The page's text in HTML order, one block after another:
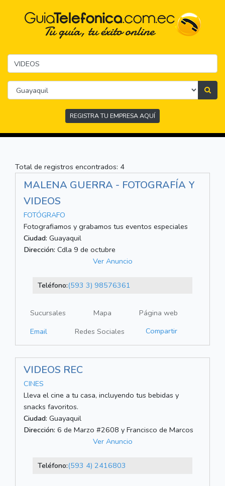
REGISTRA TU EMPRESA AQUÍ
Total de registros encontrados: 4
MALENA GUERRA - FOTOGRAFÍA Y
VIDEOS
FOTÓGRAFO
Fotografiamos y grabamos tus eventos especiales
Ciudad: Guayaquil
Dirección: Cdla 9 de octubre
Ver Anuncio
Teléfono:(593 3) 98576361
Sucursales Mapa
Página web
Email
Redes Sociales Compartir
VIDEOS REC
CINES
Lleva el cine a tu casa, incluyendo tus bebidas y
snacks favoritos.
Ciudad: Guayaquil
Dirección: 6 de Marzo #2608 y Francisco de Marcos
Ver Anuncio
Teléfono:(593 4) 2416803